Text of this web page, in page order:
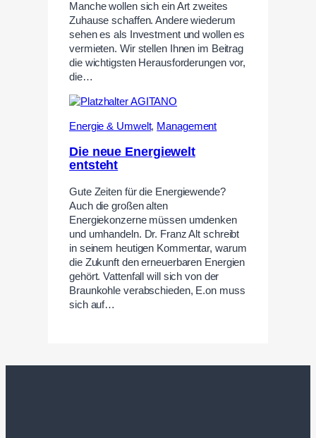
Manche wollen sich ein Art zweites
Zuhause schaffen. Andere wiederum
sehen es als Investment und wollen es
vermieten. Wir stellen Ihnen im Beitrag
die wichtigsten Herausforderungen vor,
die…
Energie & Umwelt, Management
Die neue Energiewelt
entsteht
Gute Zeiten für die Energiewende?
Auch die großen alten
Energiekonzerne müssen umdenken
und umhandeln. Dr. Franz Alt schreibt
in seinem heutigen Kommentar, warum
die Zukunft den erneuerbaren Energien
gehört. Vattenfall will sich von der
Braunkohle verabschieden, E.on muss
sich auf…